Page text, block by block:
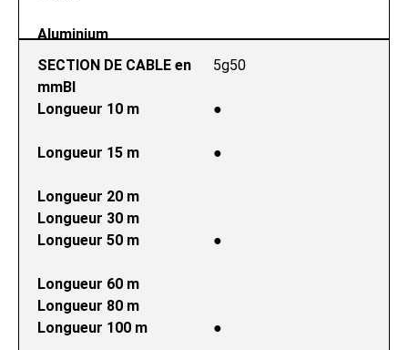
Aluminium
SECTION DE CABLE en
mmВІ
5g50
Longueur 10 m ●
Longueur 15 m ●
Longueur 20 m
Longueur 30 m
Longueur 50 m
●
Longueur 60 m
Longueur 80 m
Longueur 100 m
●